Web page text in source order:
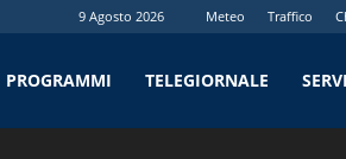
9 Agosto 2026 Meteo Traffico
PROGRAMMI TELEGIORNALE